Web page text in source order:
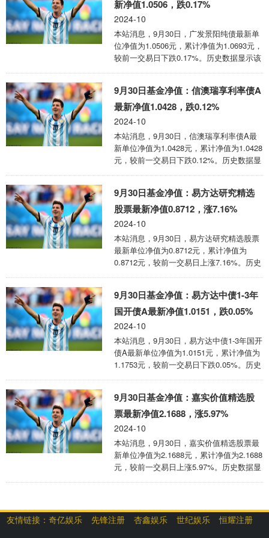
如下图： 中信建投稳祥A为债券型-混合一
级基金，根据最新一期基金季报显示，该基
金资产配置：无股票类资产，债券占净值比
116.57%，现金占净值比1.67%。 该基金的
基金经理为许健，许健于2017年3月22日起
任职本基金基金经理，任职期间 ...
新净值1.0506，跌0.17%
2024-10
本站消息，9月30日，广发景阳纯债最新单
位净值为1.0506元，累计净值为1.0693元，
较前一交易日下跌0.17%。历史数据显示该
4.57%。该基金近6个月的累计收益率走势
如下图： 广发景阳纯债为债券型-长债基
金，根据最新一期基金季报显示，该基金资
产配置：无股票类资产，债券占净值比
99.94%，现金占净值比0.09%。 该基金的
基金经理为方抗，方抗于2022年8月30日起
任职本基金基金经理，任职期间累计回报
...
9月30日基金净值：信澳瑞享利率债A
最新净值1.0428，跌0.12%
2024-10
本站消息，9月30日，信澳瑞享利率债A最
新单位净值为1.0428元，累计净值为1.0428
元，较前一交易日下跌0.12%。历史数据显
4.18%。该基金近6个月的累计收益率走势
如下图： 信澳瑞享利率债A为债券型-长债
基金，根据最新一期基金季报显示，该基金
资产配置：无股票类资产，债券占净值比
90.67%，现金占净值比4.25%。 该基金的
基金经理为周帅、马俊飞，基金经理周帅于
2023年9月14日起任职本基金基 ...
9月30日基金净值：易方达研究精选
股票最新净值0.8712，涨7.16%
2024-10
本站消息，9月30日，易方达研究精选股票
最新单位净值为0.8712元，累计净值为
0.8712元，较前一交易日上涨7.16%。历史
年下跌7.84%。该基金近6个月的累计收益
率走势如下图： 易方达研究精选股票为股
票型基金，根据最新一期基金季报显示，该
基金资产配置：股票占净值比88.82%，无
债券类资产，现金占净值比11.56%。基金
十大重仓股如下： 该基金的基金经理为冯
波，冯波于2020年2月21日起任职本 ...
9月30日基金净值：易方达中债1-3年
国开债A最新净值1.0151，跌0.05%
2024-10
本站消息，9月30日，易方达中债1-3年国开
债A最新单位净值为1.0151元，累计净值为
1.1753元，较前一交易日下跌0.05%。历史
上涨3.33%。该基金近6个月的累计收益率
走势如下图： 易方达中债1-3年国开债A为
指数型-固收基金，根据最新一期基金季报
显示，该基金资产配置：无股票类资产，债
券占净值比96.44%，现金占净值比
0.03%。 该基金的基金经理为杨真，杨真
于2020年11月28日起任职本 ...
9月30日基金净值：嘉实价值精选股
票最新净值2.1688，涨5.97%
2024-10
本站消息，9月30日，嘉实价值精选股票最
新单位净值为2.1688元，累计净值为2.1688
元，较前一交易日上涨5.97%。历史数据显
势如下图： 嘉实价值精选股票为股票型基
金，根据最新一期基金季报显示，该基金资
友情链接：奇亿娱乐 先锋注册 杏鑫娱乐 世纪娱乐 恒耀注册